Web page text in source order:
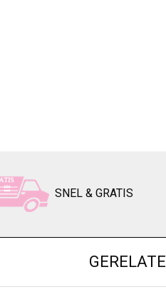
SNEL & GRATIS